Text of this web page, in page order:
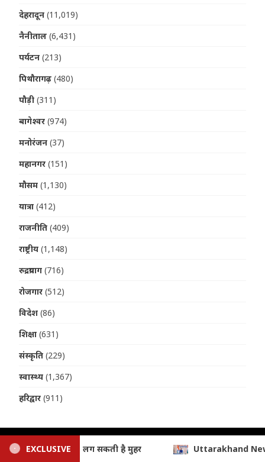
देहरादून (11,019)
नैनीताल (6,431)
पर्यटन (213)
पिथौरागढ़ (480)
पौड़ी (311)
बागेश्वर (974)
मनोरंजन (37)
महानगर (151)
मौसम (1,130)
यात्रा (412)
राजनीति (409)
राष्ट्रीय (1,148)
रुद्रप्रयाग (716)
रोजगार (512)
विदेश (86)
शिक्षा (631)
संस्कृति (229)
स्वास्थ्य (1,367)
हरिद्वार (911)
EXCLUSIVE
Uttarakhand News: तीलू रौतेली पुरस्कार 2026 घोषित, 13 वीरांगनाओं